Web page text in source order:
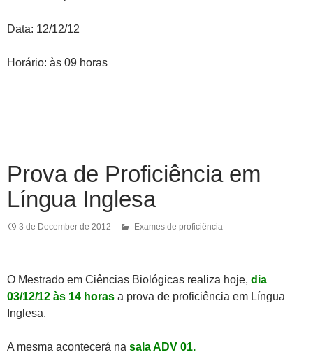
Data: 12/12/12
Horário: às 09 horas
Prova de Proficiência em
Língua Inglesa
3 de December de 2012 Exames de proficiência
O Mestrado em Ciências Biológicas realiza hoje, dia
03/12/12 às 14 horas a prova de proficiência em Língua
Inglesa.
A mesma acontecerá na sala ADV 01.